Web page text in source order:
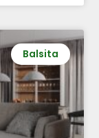
Balsita